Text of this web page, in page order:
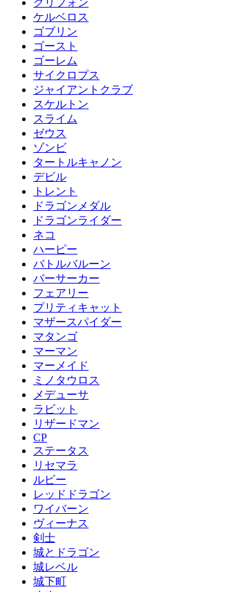
グリフォン
ケルベロス
ゴブリン
ゴースト
ゴーレム
サイクロプス
ジャイアントクラブ
スケルトン
スライム
ゼウス
ゾンビ
タートルキャノン
デビル
トレント
ドラゴンメダル
ドラゴンライダー
ネコ
ハーピー
バトルバルーン
バーサーカー
フェアリー
プリティキャット
マザースパイダー
マタンゴ
マーマン
マーメイド
ミノタウロス
メデューサ
ラビット
リザードマン
CP
ステータス
リセマラ
ルビー
レッドドラゴン
ワイバーン
ヴィーナス
剣士
城とドラゴン
城レベル
城下町